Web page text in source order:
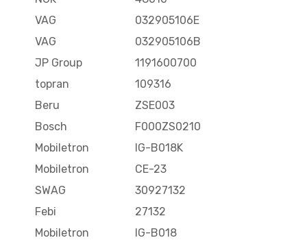
VAG
032905106E
VAG
032905106B
JP Group
1191600700
topran
109316
Beru
ZSE003
Bosch
F000ZS0210
Mobiletron
IG-B018K
Mobiletron
CE-23
SWAG
30927132
Febi
27132
Mobiletron
IG-B018